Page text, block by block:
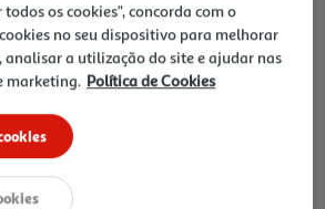
Folhetos
os cookies", concorda com o
no seu dispositivo para melhorar
analisar a utilização do site e ajudar nas
marketing. Política de Cookies